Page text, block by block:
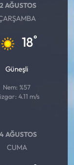
AĞUSTOS
18°
Güneşli
Nem: %57
4.11 m/s
AĞUSTOS
CUMA